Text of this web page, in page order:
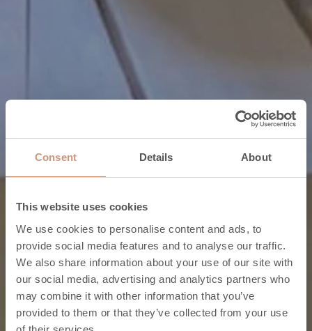
Consent Details About
This website uses cookies
We use cookies to personalise content and ads, to
provide social media features and to analyse our traffic.
We also share information about your use of our site with
our social media, advertising and analytics partners who
may combine it with other information that you’ve
provided to them or that they’ve collected from your use